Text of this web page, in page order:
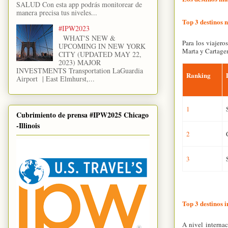
Top 3 destinos
Para los
Marta y
Ranking
1
2
3
Top 3 destinos
A nivel
SALUD Con esta app podrás monitorear de
manera precisa tus niveles...
#IPW2023
WHAT'S NEW &
UPCOMING IN NEW YORK
CITY (UPDATED MAY 22,
2023) MAJOR
INVESTMENTS Transportation LaGuardia
Airport | East Elmhurst,...
Cubrimiento de prensa #IPW2025 Chicago
-Illinois